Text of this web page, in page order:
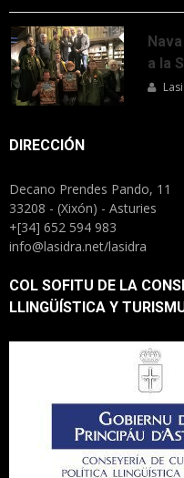
a la
DIRECCIÓN
Decano Prendes Pando, 11
33208 - (Xixón) - Asturies
+[34] 652 594 983
info@lasidra.net/lasidra
COL SOFITU DE LA
LLINGÜÍSTICA Y